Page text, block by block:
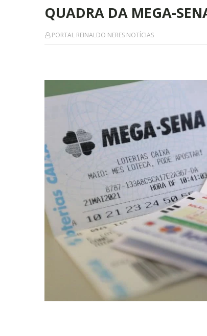
QUADRA DA MEGA-
PORTAL REINALDO NERES NOTÍCIAS